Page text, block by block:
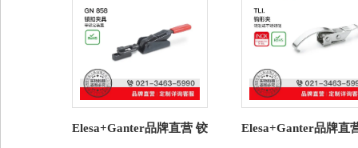
Elesa+Ganter品牌直营 铰
Elesa+Ganter品牌直